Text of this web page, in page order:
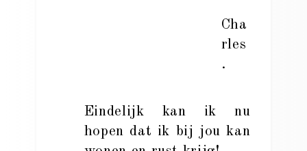
Cha
rles
.
Eindelijk kan ik nu
hopen dat ik bij jou kan